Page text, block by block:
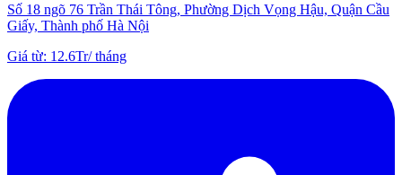
Số 18 ngõ 76 Trần Thái Tông, Phường Dịch Vọng Hậu, Quận Cầu
Giấy, Thành phố Hà Nội
Giá từ: 12.6Tr/tháng